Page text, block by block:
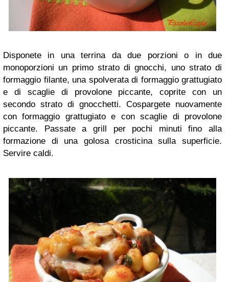
Disponete in una terrina da due porzioni o in due
monoporzioni un primo strato di gnocchi, uno strato di
formaggio filante, una spolverata di formaggio grattugiato
e di scaglie di provolone piccante, coprite con un
secondo strato di gnocchetti. Cospargete nuovamente
con formaggio grattugiato e con scaglie di provolone
piccante. Passate a grill per pochi minuti fino alla
formazione di una golosa crosticina sulla superficie.
Servire caldi.